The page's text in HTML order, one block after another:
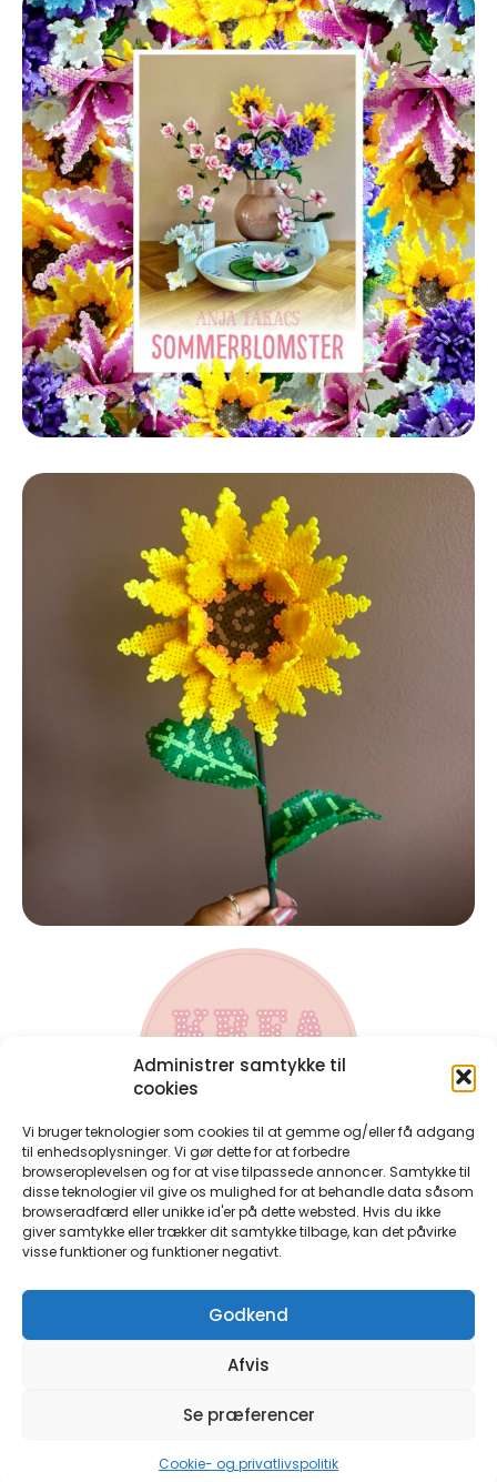
Administrer samtykke til
cookies
Vi bruger teknologier som cookies til at gemme og/eller få adgang
til enhedsoplysninger. Vi gør dette for at forbedre
browseroplevelsen og for at vise tilpassede annoncer. Samtykke til
disse teknologier vil give os mulighed for at behandle data såsom
browseradfærd eller unikke id'er på dette websted. Hvis du ikke
giver samtykke eller trækker dit samtykke tilbage, kan det påvirke
visse funktioner og funktioner negativt.
Godkend
Afvis
Se præferencer
Cookie- og privatlivspolitik
Kontakt
Har du spørgsmål til bøgerne, eller har du spørgsmål til en
bestilling du allerede har lavet, så kontakt mig på:
Ønsker du et samarbejde, eller er du forhandler og ønsker
at have perlebøgerne i din butik, så skriv endelig.
Handelsbetingelser
Persondatapolitik
©Krea By Anja Takacs – Alle rettigheder forbeholdt. CVR: 38548050